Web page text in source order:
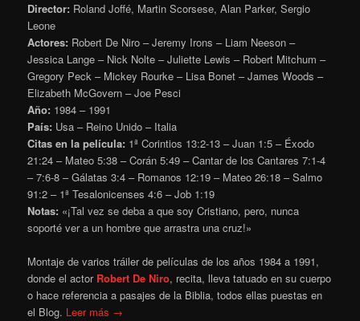
Director: Roland Joffé, Martin Scorsese, Alan Parker, Sergio
Leone
Actores: Robert De Niro – Jeremy Irons – Liam Neeson –
Jessica Lange – Nick Nolte – Juliette Lewis – Robert Mitchum –
Gregory Peck – Mickey Rourke – Lisa Bonet – James Woods –
Elizabeth McGovern – Joe Pesci
Año: 1984 – 1991
País: Usa – Reino Unido – Italia
Citas en la película: 1ª Corintios 13:2-13 – Juan 1:5 – Éxodo
21:24 – Mateo 5:38 – Corán 5:49 – Cantar de los Cantares 7:1-4
– 7:6-8 – Gálatas 3:4 – Romanos 12:19 – Mateo 26:18 – Salmo
91:2 – 1ª Tesalonicenses 4:6 – Job 1:19
Notas: «¡Tal vez se deba a que soy Cristiano, pero, nunca
soporté ver a un hombre que arrastra una cruz!»
Montaje de varios tráiler de películas de los años 1984 a 1991,
donde el actor Robert De Niro, recita, lleva tatuado en su cuerpo
o hace referencia a pasajes de la Biblia, todos ellas puestas en
el Blog. Leer más →